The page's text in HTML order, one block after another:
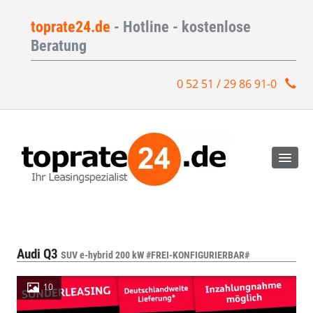
toprate24.de - Hotline - kostenlose
Beratung
0 52 51 / 29 86 91-0
Audi Q3 SUV e-hybrid 200 kW #FREI-KONFIGURIERBAR#
10